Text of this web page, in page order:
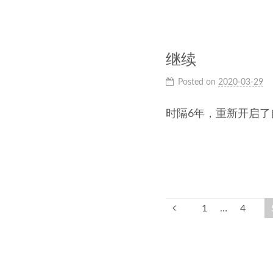
继续
Posted on 2020-03-29
时隔6年，重新开启
1 … 4